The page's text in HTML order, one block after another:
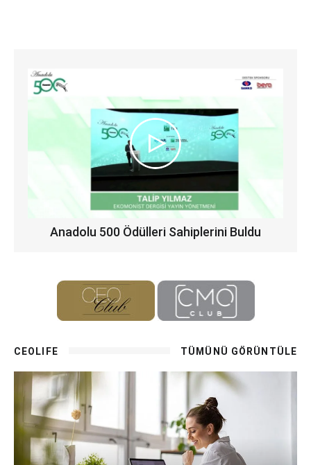
Anadolu 500 Ödülleri Sahiplerini Buldu
CEOLIFE TÜMÜNÜ GÖRÜNTÜLE